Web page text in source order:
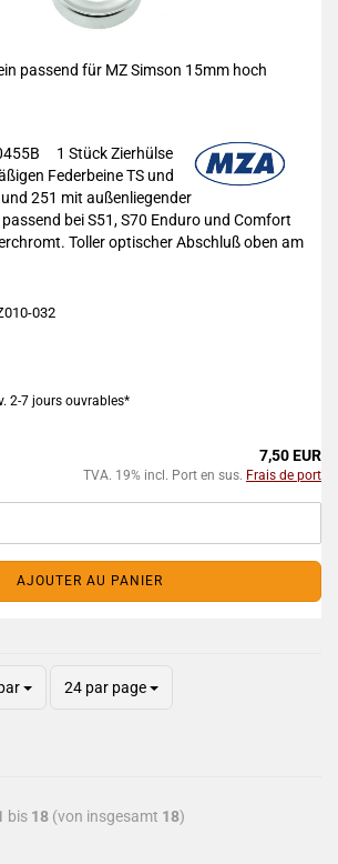
passend für MZ Simson 15mm hoch
1 Stück Zierhülse
Federbeine TS und
251 mit außenliegender
bei S51, S70 Enduro und Comfort
Toller optischer Abschluß oben am
032
2-7 jours ouvrables*
7,50 EUR
TVA. 19% incl. Port en sus. Frais de port
AJOUTER AU PANIER
24 par page
bis 18(von insgesamt 18)